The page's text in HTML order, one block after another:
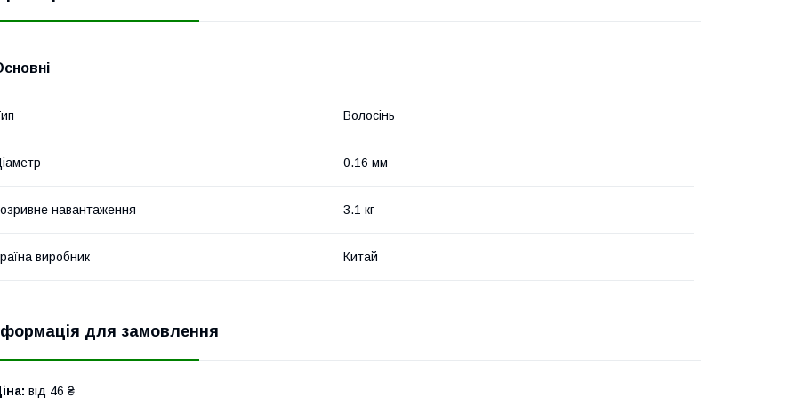
Волосінь
0.16 мм
навантаження 3.1 кг
виробник Китай
для замовлення
від 46 ₴